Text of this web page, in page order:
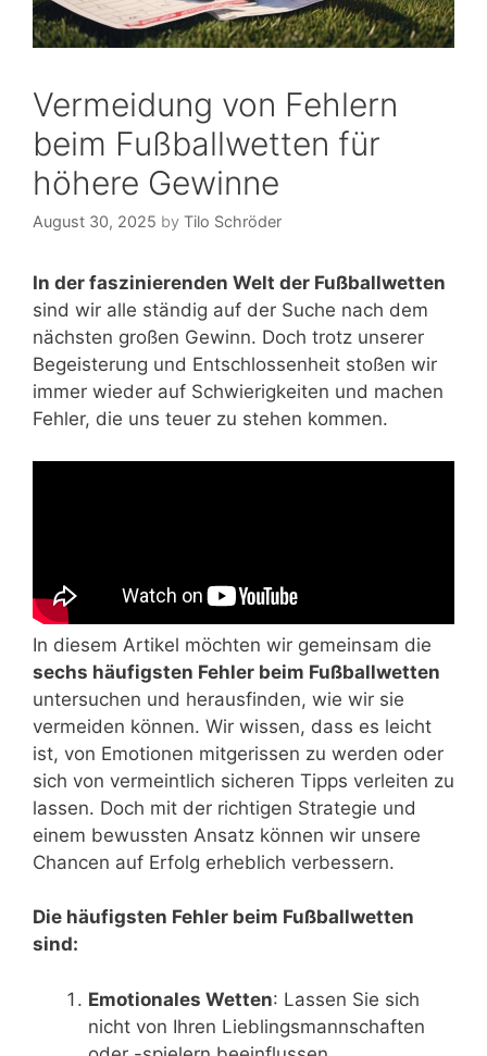
Vermeidung von Fehlern
beim Fußballwetten für
höhere Gewinne
August 30, 2025 by Tilo Schröder
In der faszinierenden Welt der Fußballwetten
sind wir alle ständig auf der Suche nach dem
nächsten großen Gewinn. Doch trotz unserer
Begeisterung und Entschlossenheit stoßen wir
immer wieder auf Schwierigkeiten und machen
Fehler, die uns teuer zu stehen kommen.
In diesem Artikel möchten wir gemeinsam die
sechs häufigsten Fehler beim Fußballwetten
untersuchen und herausfinden, wie wir sie
vermeiden können. Wir wissen, dass es leicht
ist, von Emotionen mitgerissen zu werden oder
sich von vermeintlich sicheren Tipps verleiten zu
lassen. Doch mit der richtigen Strategie und
einem bewussten Ansatz können wir unsere
Chancen auf Erfolg erheblich verbessern.
Die häufigsten Fehler beim Fußballwetten
sind:
Emotionales Wetten: Lassen Sie sich
nicht von Ihren Lieblingsmannschaften